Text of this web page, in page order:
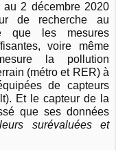
au 2 décembre 2020
de recherche au
que les mesures
voire même
la pollution
(métro et RER) à
de capteurs
Et le capteur de la
que ses données
surévaluées et